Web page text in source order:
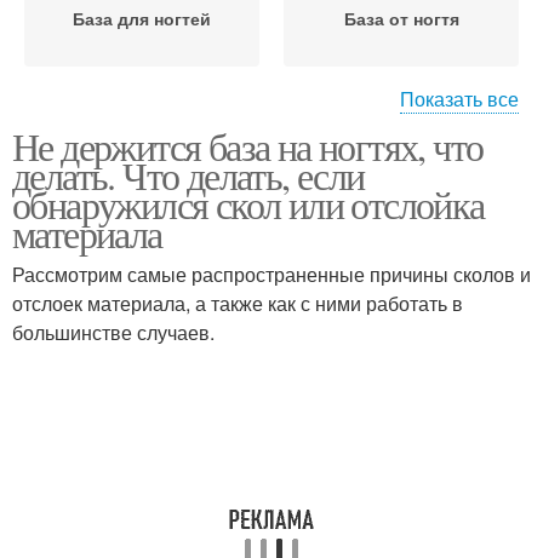
База для ногтей База от ногтя
Пленка с ногтя Гель-лак на ногтях
Показать все
Не держится база на ногтях, что
делать. Что делать, если
обнаружился скол или отслойка
материала
Рассмотрим самые распространенные причины сколов и
отслоек материала, а также как с ними работать в
большинстве случаев.